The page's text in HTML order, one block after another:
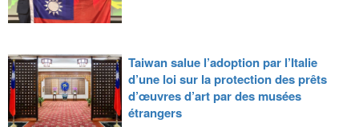
Taiwan salue l’adoption par l’Italie
d’une loi sur la protection des prêts
d’œuvres d’art par des musées
étrangers